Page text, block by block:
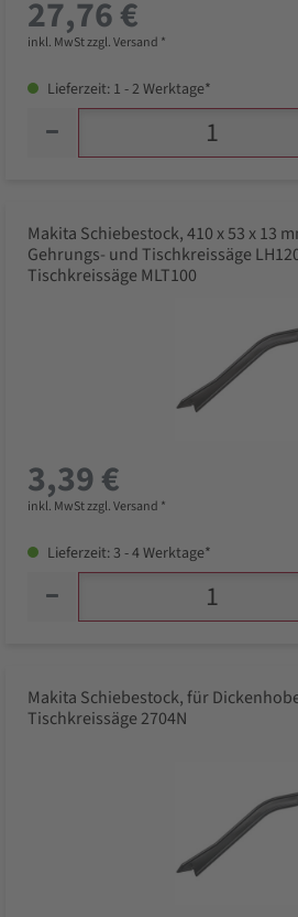
27,76 €
inkl. MwSt zzgl. Versand *
Lieferzeit: 1 - 2 Werktage*
Makita Schiebestock, 410 x 53 x 13
Gehrungs- und Tischkreissäge
Tischkreissäge MLT100
3,39 €
inkl. MwSt zzgl. Versand *
Lieferzeit: 3 - 4 Werktage*
Makita Schiebestock, für
Tischkreissäge 2704N